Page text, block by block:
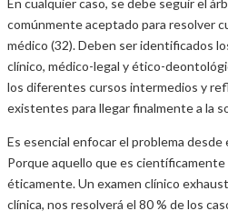
En cualquier caso, se debe seguir el
comúnmente aceptado para resolver
médico (32). Deben ser identificados
clínico, médico-legal y ético-
los diferentes cursos intermedios y
existentes para llegar finalmente a la
Es esencial enfocar el problema
Porque aquello que es científicamente
éticamente. Un examen clínico
clínica, nos resolverá el 80 % de los